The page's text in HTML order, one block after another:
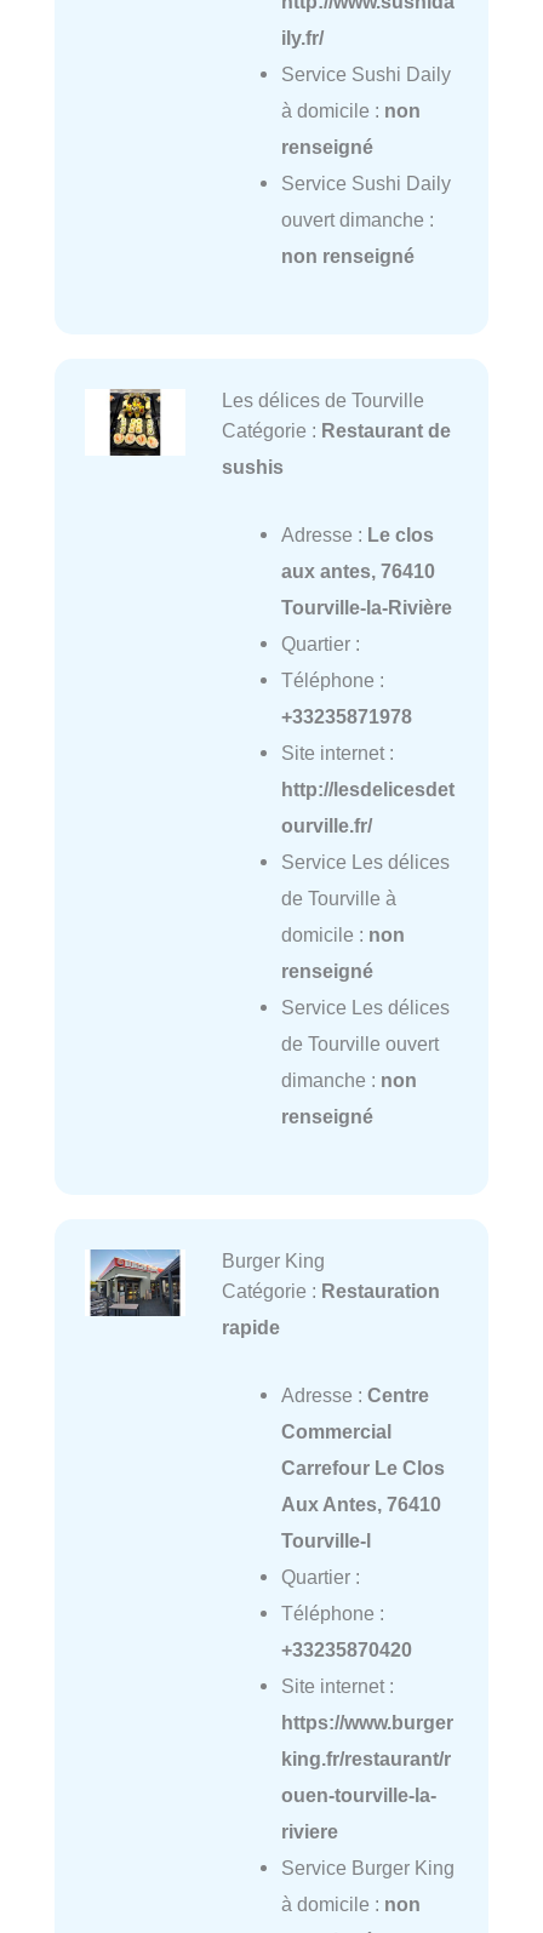
ily.fr/
Service Sushi Daily
à domicile : non
renseigné
Service Sushi Daily
ouvert dimanche :
non renseigné
Les délices de Tourville
Catégorie : Restaurant de
sushis
Adresse : Le clos
aux antes, 76410
Tourville-la-Rivière
Quartier :
Téléphone :
+33235871978
Site internet :
http://lesdelicesdet
ourville.fr/
Service Les délices
de Tourville à
domicile : non
renseigné
Service Les délices
de Tourville ouvert
dimanche : non
renseigné
Burger King
Catégorie : Restauration
rapide
Adresse : Centre
Commercial
Carrefour Le Clos
Aux Antes, 76410
Tourville-l
Quartier :
Téléphone :
+33235870420
Site internet :
https://www.burger
king.fr/restaurant/r
ouen-tourville-la-
riviere
Service Burger King
à domicile : non